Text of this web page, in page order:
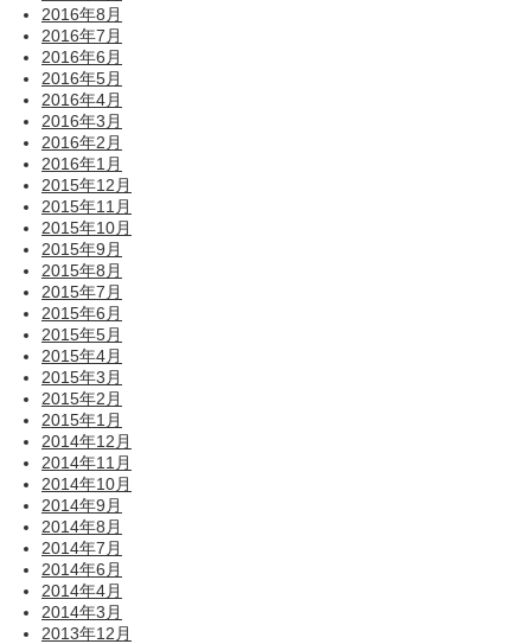
2016年8月
2016年7月
2016年6月
2016年5月
2016年4月
2016年3月
2016年2月
2016年1月
2015年12月
2015年11月
2015年10月
2015年9月
2015年8月
2015年7月
2015年6月
2015年5月
2015年4月
2015年3月
2015年2月
2015年1月
2014年12月
2014年11月
2014年10月
2014年9月
2014年8月
2014年7月
2014年6月
2014年4月
2014年3月
2013年12月